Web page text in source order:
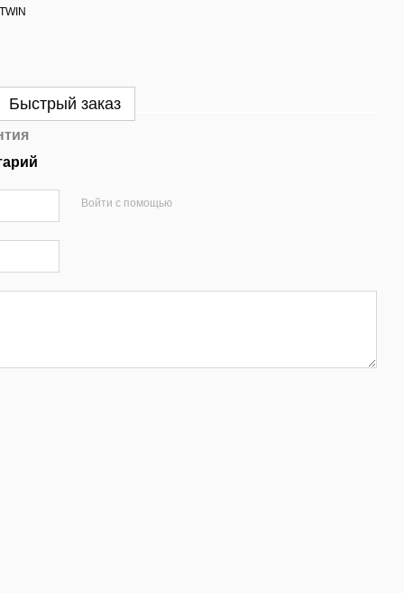
Быстрый заказ
Войти с помощью